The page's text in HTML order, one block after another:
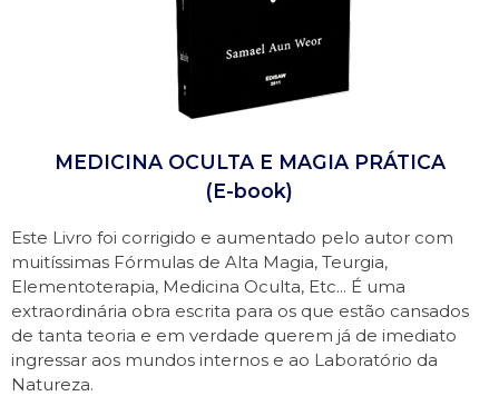
MEDICINA OCULTA E MAGIA PRÁTICA
(E-book)
Este Livro foi corrigido e aumentado pelo autor com
muitíssimas Fórmulas de Alta Magia, Teurgia,
Elementoterapia, Medicina Oculta, Etc... É uma
extraordinária obra escrita para os que estão cansados
de tanta teoria e em verdade querem já de imediato
ingressar aos mundos internos e ao Laboratório da
Natureza.